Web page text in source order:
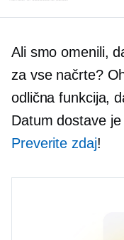
Ali smo omenili,
za vse načrte?
odlična funkcija,
Datum dostave
Preverite zdaj!